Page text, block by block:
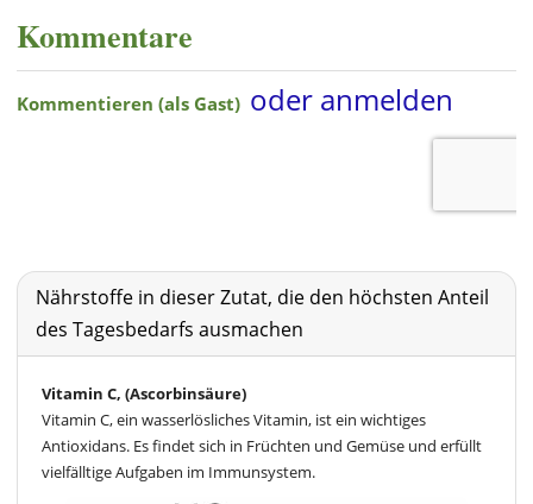
Kommentare
Nährstoffe in dieser Zutat, die den höchsten Anteil
des Tagesbedarfs ausmachen
Vitamin C, (Ascorbinsäure)
Vitamin C, ein wasserlösliches Vitamin, ist ein wichtiges
Antioxidans. Es findet sich in Früchten und Gemüse und erfüllt
vielfälltige Aufgaben im Immunsystem.